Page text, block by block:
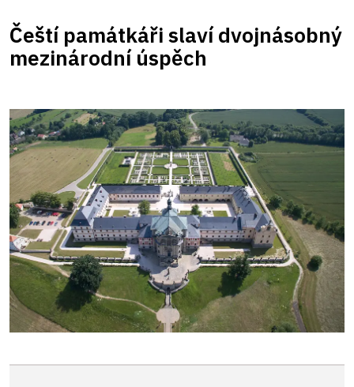
Čeští památkáři slaví dvojnásobný
mezinárodní úspěch